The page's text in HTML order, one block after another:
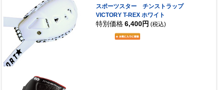
スポーツスター チンストラップ
VICTORY T-REX ホワイト
特別価格 6,400円 (税込)